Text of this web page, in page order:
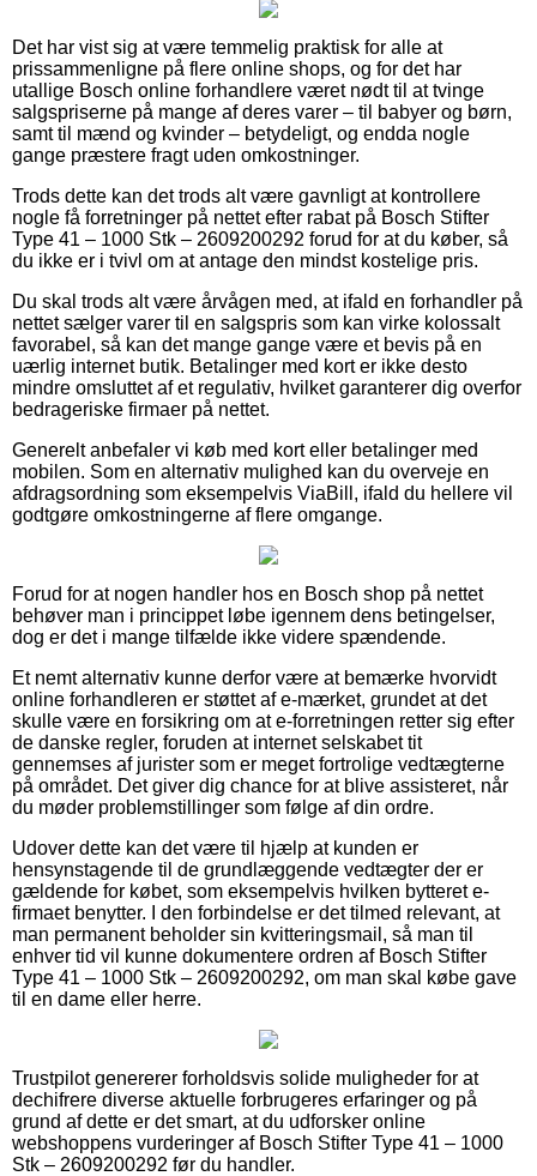
Det har vist sig at være temmelig praktisk for alle at
prissammenligne på flere online shops, og for det har
utallige Bosch online forhandlere været nødt til at tvinge
salgspriserne på mange af deres varer – til babyer og børn,
samt til mænd og kvinder – betydeligt, og endda nogle
gange præstere fragt uden omkostninger.
Trods dette kan det trods alt være gavnligt at kontrollere
nogle få forretninger på nettet efter rabat på Bosch Stifter
Type 41 – 1000 Stk – 2609200292 forud for at du køber, så
du ikke er i tvivl om at antage den mindst kostelige pris.
Du skal trods alt være årvågen med, at ifald en forhandler på
nettet sælger varer til en salgspris som kan virke kolossalt
favorabel, så kan det mange gange være et bevis på en
uærlig internet butik. Betalinger med kort er ikke desto
mindre omsluttet af et regulativ, hvilket garanterer dig overfor
bedrageriske firmaer på nettet.
Generelt anbefaler vi køb med kort eller betalinger med
mobilen. Som en alternativ mulighed kan du overveje en
afdragsordning som eksempelvis ViaBill, ifald du hellere vil
godtgøre omkostningerne af flere omgange.
Forud for at nogen handler hos en Bosch shop på nettet
behøver man i princippet løbe igennem dens betingelser,
dog er det i mange tilfælde ikke videre spændende.
Et nemt alternativ kunne derfor være at bemærke hvorvidt
online forhandleren er støttet af e-mærket, grundet at det
skulle være en forsikring om at e-forretningen retter sig efter
de danske regler, foruden at internet selskabet tit
gennemses af jurister som er meget fortrolige vedtægterne
på området. Det giver dig chance for at blive assisteret, når
du møder problemstillinger som følge af din ordre.
Udover dette kan det være til hjælp at kunden er
hensynstagende til de grundlæggende vedtægter der er
gældende for købet, som eksempelvis hvilken bytteret e-
firmaet benytter. I den forbindelse er det tilmed relevant, at
man permanent beholder sin kvitteringsmail, så man til
enhver tid vil kunne dokumentere ordren af Bosch Stifter
Type 41 – 1000 Stk – 2609200292, om man skal købe gave
til en dame eller herre.
Trustpilot genererer forholdsvis solide muligheder for at
dechifrere diverse aktuelle forbrugeres erfaringer og på
grund af dette er det smart, at du udforsker online
webshoppens vurderinger af Bosch Stifter Type 41 – 1000
Stk – 2609200292 før du handler.